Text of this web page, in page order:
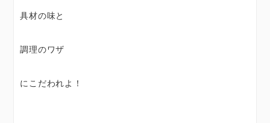
具材の味と
調理のワザ
にこだわれよ！